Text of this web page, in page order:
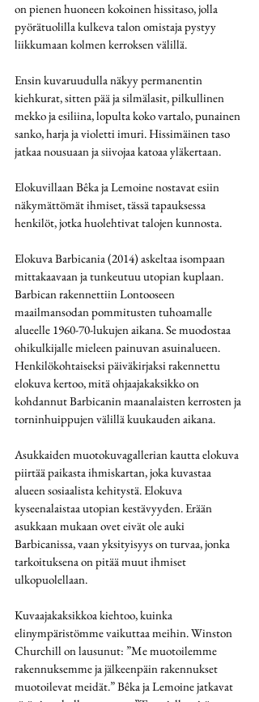
on pienen huoneen kokoinen hissitaso, jolla
pyörätuolilla kulkeva talon omistaja pystyy
liikkumaan kolmen kerroksen välillä.
Ensin kuvaruudulla näkyy permanentin
kiehkurat, sitten pää ja silmälasit, pilkullinen
mekko ja esiliina, lopulta koko vartalo, punainen
sanko, harja ja violetti imuri. Hissimäinen taso
jatkaa nousuaan ja siivojaa katoaa yläkertaan.
Elokuvillaan Bêka ja Lemoine nostavat esiin
näkymättömät ihmiset, tässä tapauksessa
henkilöt, jotka huolehtivat talojen kunnosta.
Elokuva Barbicania (2014) askeltaa isompaan
mittakaavaan ja tunkeutuu utopian kuplaan.
Barbican rakennettiin Lontooseen
maailmansodan pommitusten tuhoamalle
alueelle 1960-70-lukujen aikana. Se muodostaa
ohikulkijalle mieleen painuvan asuinalueen.
Henkilökohtaiseksi päiväkirjaksi rakennettu
elokuva kertoo, mitä ohjaajakaksikko on
kohdannut Barbicanin maanalaisten kerrosten ja
torninhuippujen välillä kuukauden aikana.
Asukkaiden muotokuvagallerian kautta elokuva
piirtää paikasta ihmiskartan, joka kuvastaa
alueen sosiaalista kehitystä. Elokuva
kyseenalaistaa utopian kestävyyden. Erään
asukkaan mukaan ovet eivät ole auki
Barbicanissa, vaan yksityisyys on turvaa, jonka
tarkoituksena on pitää muut ihmiset
ulkopuolellaan.
Kuvaajakaksikkoa kiehtoo, kuinka
elinympäristömme vaikuttaa meihin. Winston
Churchill on lausunut: ”Me muotoilemme
rakennuksemme ja jälkeenpäin rakennukset
muotoilevat meidät.” Bêka ja Lemoine jatkavat